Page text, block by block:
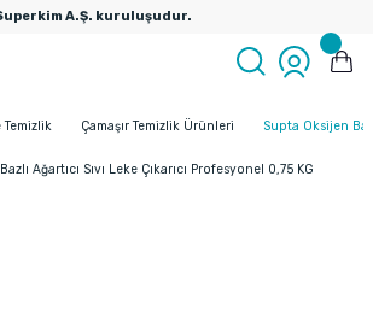
A.Ş. kuruluşudur.
Temizlik Çamaşır Temizlik Ürünleri Supta Oksijen